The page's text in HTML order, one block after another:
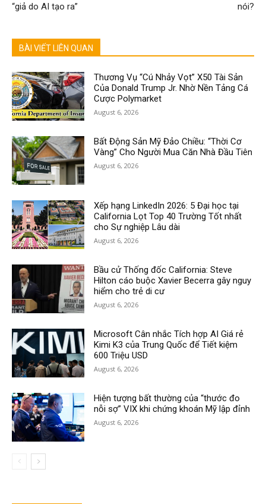
“giả do AI tạo ra”
nói?
BÀI VIẾT LIÊN QUAN
Thương Vụ “Cú Nhảy Vọt” X50 Tài Sản
Của Donald Trump Jr. Nhờ Nền Tảng Cá
Cược Polymarket
August 6, 2026
Bất Động Sản Mỹ Đảo Chiều: “Thời Cơ
Vàng” Cho Người Mua Căn Nhà Đầu Tiên
August 6, 2026
Xếp hạng LinkedIn 2026: 5 Đại học tại
California Lọt Top 40 Trường Tốt nhất
cho Sự nghiệp Lâu dài
August 6, 2026
Bầu cử Thống đốc California: Steve
Hilton cáo buộc Xavier Becerra gây nguy
hiểm cho trẻ di cư
August 6, 2026
Microsoft Cân nhắc Tích hợp AI Giá rẻ
Kimi K3 của Trung Quốc để Tiết kiệm
600 Triệu USD
August 6, 2026
Hiện tượng bất thường của “thước đo
nỗi sợ” VIX khi chứng khoán Mỹ lập đỉnh
August 6, 2026